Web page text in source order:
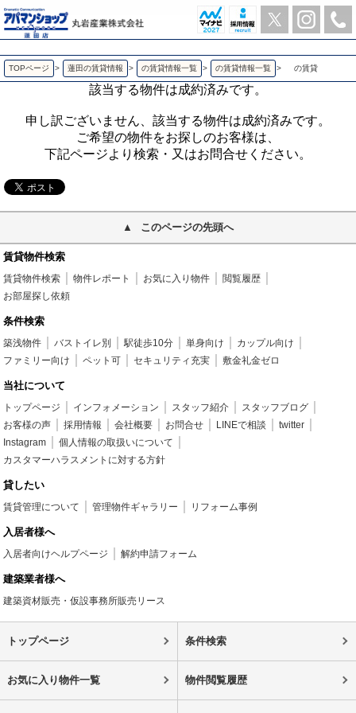
の賃貸 | アパマンショップ蓮田店-丸岩産業株式会社-
TOPページ > 蓮田の賃貸情報 > の賃貸情報一覧 > の賃貸情報一覧 > の賃貸
該当する物件は成約済みです。
申し訳ございません、該当する物件は成約済みです。
ご希望の物件をお探しのお客様は、
下記ページより検索・又はお問合せください。
このページの先頭へ
賃貸物件検索
賃貸物件検索 物件レポート お気に入り物件
閲覧履歴
お部屋探し依頼
条件検索
築浅物件 バストイレ別 駅徒歩10分 単身向け
カップル向け
ファミリー向け
ペット可 セキュリティ充実 敷金礼金ゼロ
当社について
トップページ インフォメーション スタッフ紹介
スタッフブログ
お客様の声
採用情報 会社概要 お問合せ LINEで相談
twitter
Instagram
個人情報の取扱いについて
カスタマーハラスメントに対する方針
貸したい
賃貸管理について 管理物件ギャラリー リフォーム事例
入居者様へ
入居者向けヘルプページ 解約申請フォーム
建築業者様へ
建築資材販売・仮設事務所販売リース
トップページ 条件検索
お気に入り物件一覧 物件閲覧履歴